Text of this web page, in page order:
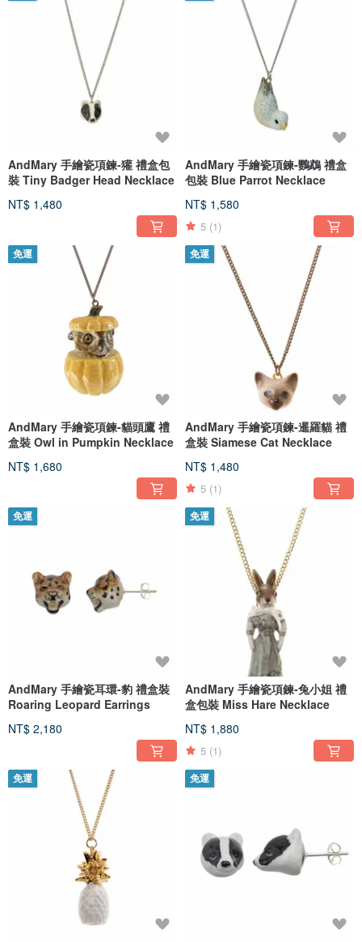
AndMary 手繪瓷項鍊-獾 禮盒包
裝 Tiny Badger Head Necklace
NT$ 1,480
AndMary 手繪瓷項鍊-鸚鵡 禮盒
包裝 Blue Parrot Necklace
NT$ 1,580
5 (1)
免運
AndMary 手繪瓷項鍊-貓頭鷹 禮
盒裝 Owl in Pumpkin Necklace
NT$ 1,680
免運
AndMary 手繪瓷項鍊-暹羅貓 禮
盒裝 Siamese Cat Necklace
NT$ 1,480
5 (1)
免運
AndMary 手繪瓷耳環-豹 禮盒裝
Roaring Leopard Earrings
NT$ 2,180
免運
AndMary 手繪瓷項鍊-兔小姐 禮
盒包裝 Miss Hare Necklace
NT$ 1,880
5 (1)
免運 免運